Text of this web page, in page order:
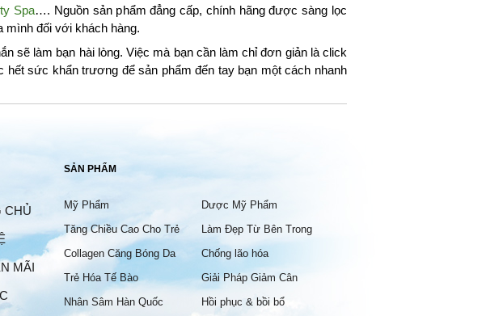
Spa…. Nguồn sản phẩm đẳng cấp, chính hãng được sàng lọc
mình đối với khách hàng.
sẽ làm bạn hài lòng. Việc mà bạn cần làm chỉ đơn giản là click
sức khẩn trương để sản phẩm đến tay bạn một cách nhanh
CHỦ
MÃI
SẢN PHẨM
Mỹ Phẩm
Dược Mỹ Phẩm
Tăng Chiều Cao Cho Trẻ
Làm Đẹp Từ Bên Trong
Collagen Căng Bóng Da
Chống lão hóa
Trẻ Hóa Tế Bào
Giải Pháp Giảm Cân
Nhân Sâm Hàn Quốc
Hồi phục & bồi bổ